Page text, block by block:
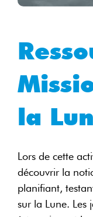
la
Lors de cette
découvrir la
planifiant,
sur la Lune. Les